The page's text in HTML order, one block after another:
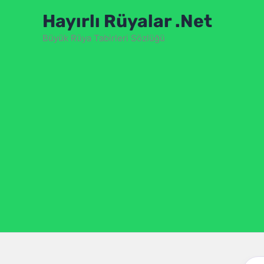
Hayırlı Rüyalar .Net
Büyük Rüya Tabirleri Sözlüğü